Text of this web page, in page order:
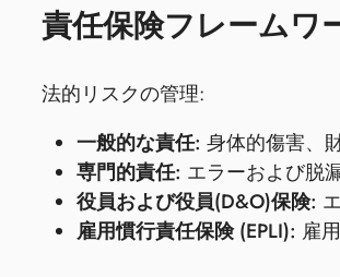
責任保険フレームワ
法的リスクの管理:
一般的な責任: 身体的傷害、
専門的責任: エラーおよび脱
役員および役員(D&O)保険:
雇用慣行責任保険 (EPLI): 雇